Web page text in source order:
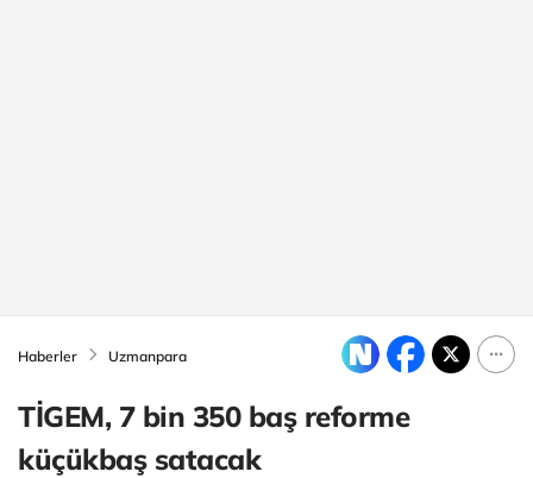
Haberler Uzmanpara
TİGEM, 7 bin 350 baş reforme
küçükbaş satacak